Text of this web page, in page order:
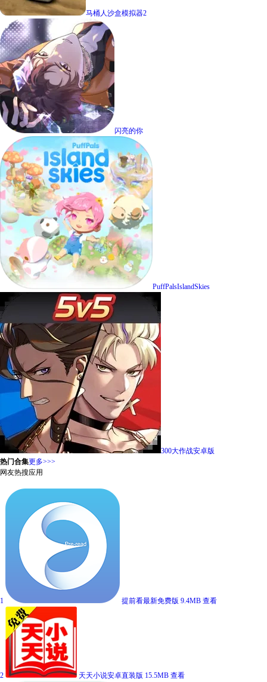
马桶人沙盒模拟器2
闪亮的你
PuffPalsIslandSkies
300大作战安卓版
热门合集更多>>>
网友热搜应用
1 提前看最新免费版 9.4MB 查看
2 天天小说安卓直装版 15.5MB 查看